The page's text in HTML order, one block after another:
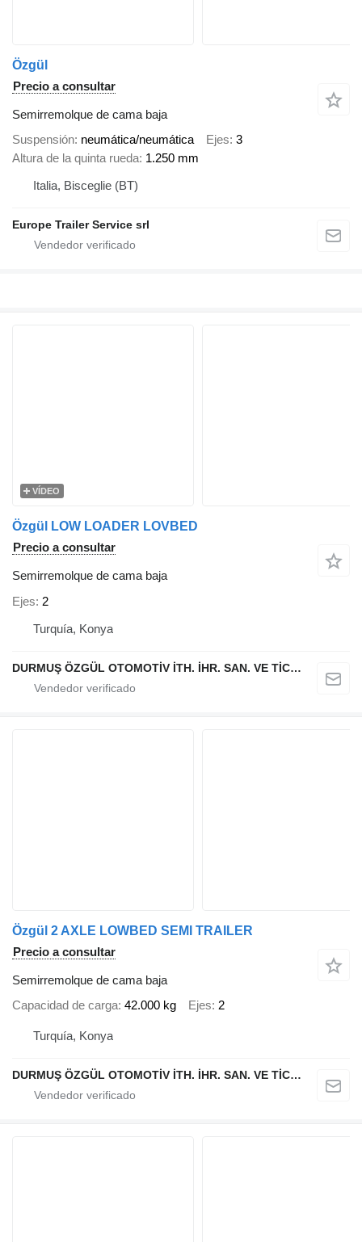
Özgül
Precio a consultar
Semirremolque de cama baja
Suspensión neumática/neumática Ejes 3
Altura de la quinta rueda 1.250 mm
Italia, Bisceglie (BT)
Europe Trailer Service srl
VÍDEO
Özgül LOW LOADER LOVBED
Precio a consultar
Semirremolque de cama baja
Ejes 2
Turquía, Konya
DURMUŞ ÖZGÜL OTOMOTİV İTH. İHR. SAN. VE TİC. A.Ş
Özgül 2 AXLE LOWBED SEMI TRAILER
Precio a consultar
Semirremolque de cama baja
Capacidad de carga 42.000 kg Ejes 2
Turquía, Konya
DURMUŞ ÖZGÜL OTOMOTİV İTH. İHR. SAN. VE TİC. A.Ş